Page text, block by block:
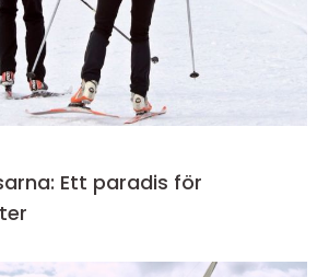
Ett paradis för